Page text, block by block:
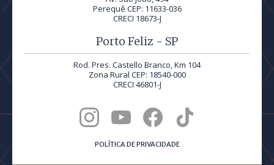
Perequê CEP: 11633-036
CRECI 18673-J
Porto Feliz - SP
Rod. Pres. Castello Branco, Km 104
Zona Rural CEP: 18540-000
CRECI 46801-J
POLÍTICA DE PRIVACIDADE